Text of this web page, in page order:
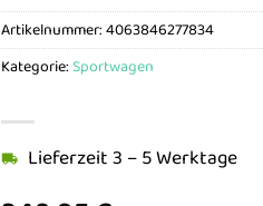
Lieferzeit 3 – 5 Werktage
Artikelnummer:4063846277834
Kategorie: Sportwagen